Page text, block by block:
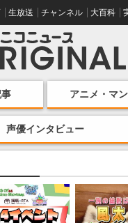
生放送 チャンネル 大百科
アニメ・マ
声優インタビュー